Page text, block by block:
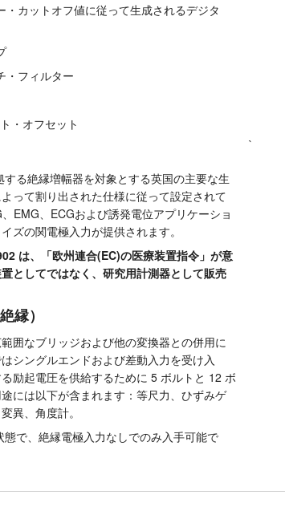
・カットオフ値に従って生成されるデジタ
・フィルター
・オフセット
る絶縁増幅器を対象とする英国の主要な生
って割り出された仕様に従って設定されて
EMG、ECGおよび誘発電位アプリケーショ
ズの関電極入力が提供されます。
は、「欧州連合(EC)の医療装置指令」が意
としてではなく、研究用計測器として販売
縁）
囲なブリッジおよび他の変換器との併用に
シングルエンドおよび差動入力を受け入
励起電圧を供給するために 5 ボルトと 12 ボ
には以下が含まれます：等尺力、ひずみゲ
異、角度計。
で、絶縁電極入力なしでのみ入手可能で
`